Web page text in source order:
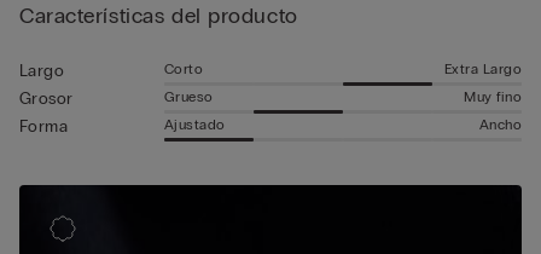
Características del producto
Largo Corto Extra Largo
Grosor Grueso Muy fino
Forma Ajustado Ancho